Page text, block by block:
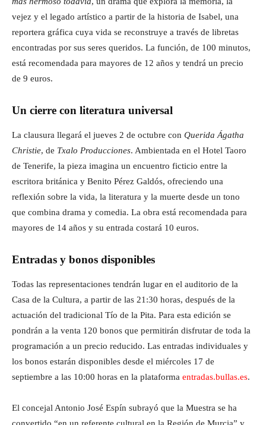
vejez y el legado artístico a partir de la historia de Isabel, una
reportera gráfica cuya vida se reconstruye a través de libretas
encontradas por sus seres queridos. La función, de 100 minutos,
está recomendada para mayores de 12 años y tendrá un precio
de 9 euros.
Un cierre con literatura universal
La clausura llegará el jueves 2 de octubre con Querida Ágatha
Christie, de Txalo Producciones. Ambientada en el Hotel Taoro
de Tenerife, la pieza imagina un encuentro ficticio entre la
escritora británica y Benito Pérez Galdós, ofreciendo una
reflexión sobre la vida, la literatura y la muerte desde un tono
que combina drama y comedia. La obra está recomendada para
mayores de 14 años y su entrada costará 10 euros.
Entradas y bonos disponibles
Todas las representaciones tendrán lugar en el auditorio de la
Casa de la Cultura, a partir de las 21:30 horas, después de la
actuación del tradicional Tío de la Pita. Para esta edición se
pondrán a la venta 120 bonos que permitirán disfrutar de toda la
programación a un precio reducido. Las entradas individuales y
los bonos estarán disponibles desde el miércoles 17 de
septiembre a las 10:00 horas en la plataforma entradas.bullas.es.
El concejal Antonio José Espín subrayó que la Muestra se ha